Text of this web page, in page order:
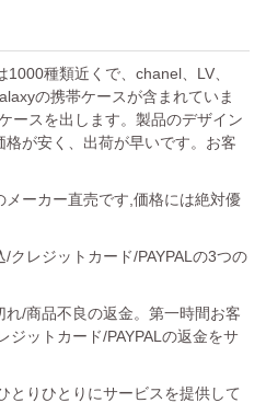
種類近くで、chanel、LV、
の携帯ケースが含まれていま
ースを出します。製品のデザイン
が安く、出荷が早いです。お客
メーカー直売です,価格には絶対優
/クレジットカード/PAYPALの3つの
れ/商品不良の返金。第一時間お客
ジットカード/PAYPALの返金をサ
とりひとりにサービスを提供して